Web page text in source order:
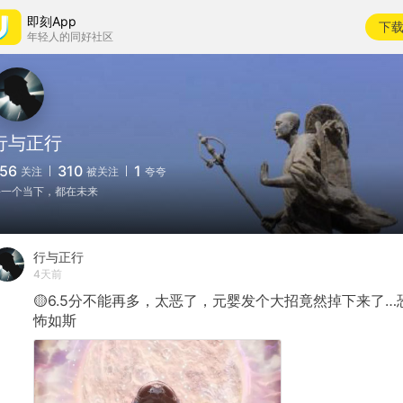
即刻App
年轻人的同好社区
下载
与正行
关注 310 被关注 1 夸夸
个当下，都在未来
行与正行
4天前
🟡6.5分不能再多，太恶了，元婴发个大招竟然掉下来了…
怖如斯